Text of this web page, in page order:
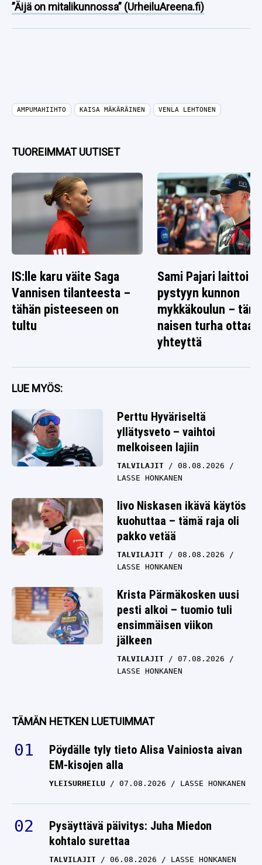
”Äijä on mitalikunnossa” (UrheiluAreena.fi)
AMPUMAHIIHTO KAISA MÄKÄRÄINEN VENLA LEHTONEN
TUOREIMMAT UUTISET
IS:lle karu väite Saga
Vannisen tilanteesta –
tähän pisteeseen on
tultu
Sami Pajari laittoi
pystyyn kunnon
mykkäkoulun –
naisen turha ottaa
yhteyttä
LUE MYÖS:
Perttu Hyväriseltä
yllätysveto – vaihtoi
melkoiseen lajiin
TALVILAJIT
08.08.2026
LASSE HONKANEN
Iivo Niskasen ikävä käytös
kuohuttaa – tämä raja oli
pakko vetää
TALVILAJIT
08.08.2026
LASSE HONKANEN
Krista Pärmäkosken uusi
pesti alkoi – tuomio tuli
ensimmäisen viikon
jälkeen
TALVILAJIT
07.08.2026
LASSE HONKANEN
TÄMÄN HETKEN LUETUIMMAT
Pöydälle tyly tieto Alisa Vainiosta aivan
EM-kisojen alla
YLEISURHEILU 07.08.2026 LASSE HONKANEN
Pysäyttävä päivitys: Juha Miedon
kohtalo surettaa
TALVILAJIT 06.08.2026 LASSE HONKANEN